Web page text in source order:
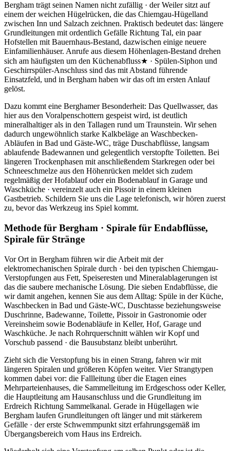
Bergham trägt seinen Namen nicht zufällig · der Weiler sitzt auf
einem der weichen Hügelrücken, die das Chiemgau-Hügelland
zwischen Inn und Salzach zeichnen. Praktisch bedeutet das: längere
Grundleitungen mit ordentlich Gefälle Richtung Tal, ein paar
Hofstellen mit Bauernhaus-Bestand, dazwischen einige neuere
Einfamilienhäuser. Anrufe aus diesem Höhenlagen-Bestand drehen
sich am häufigsten um den Küchenabfluss★ · Spülen-Siphon und
Geschirrspüler-Anschluss sind das mit Abstand führende
Einsatzfeld, und in Bergham haben wir das oft im ersten Anlauf
gelöst.
Dazu kommt eine Berghamer Besonderheit: Das Quellwasser, das
hier aus den Voralpenschottern gespeist wird, ist deutlich
mineralhaltiger als in den Tallagen rund um Traunstein. Wir sehen
dadurch ungewöhnlich starke Kalkbeläge an Waschbecken-
Abläufen in Bad und Gäste-WC, träge Duschabflüsse, langsam
ablaufende Badewannen und gelegentlich verstopfte Toiletten. Bei
längeren Trockenphasen mit anschließendem Starkregen oder bei
Schneeschmelze aus den Höhenrücken meldet sich zudem
regelmäßig der Hofablauf oder ein Bodenablauf in Garage und
Waschküche · vereinzelt auch ein Pissoir in einem kleinen
Gastbetrieb. Schildern Sie uns die Lage telefonisch, wir hören zuerst
zu, bevor das Werkzeug ins Spiel kommt.
Methode für Bergham · Spirale für Endabflüsse,
Spirale für Stränge
Vor Ort in Bergham führen wir die Arbeit mit der
elektromechanischen Spirale durch · bei den typischen Chiemgau-
Verstopfungen aus Fett, Speiseresten und Mineralablagerungen ist
das die saubere mechanische Lösung. Die sieben Endabflüsse, die
wir damit angehen, kennen Sie aus dem Alltag: Spüle in der Küche,
Waschbecken in Bad und Gäste-WC, Duschtasse beziehungsweise
Duschrinne, Badewanne, Toilette, Pissoir in Gastronomie oder
Vereinsheim sowie Bodenabläufe in Keller, Hof, Garage und
Waschküche. Je nach Rohrquerschnitt wählen wir Kopf und
Vorschub passend · die Bausubstanz bleibt unberührt.
Zieht sich die Verstopfung bis in einen Strang, fahren wir mit
längeren Spiralen und größeren Köpfen weiter. Vier Strangtypen
kommen dabei vor: die Fallleitung über die Etagen eines
Mehrparteienhauses, die Sammelleitung im Erdgeschoss oder Keller,
die Hauptleitung am Hausanschluss und die Grundleitung im
Erdreich Richtung Sammelkanal. Gerade in Hügellagen wie
Bergham laufen Grundleitungen oft länger und mit stärkerem
Gefälle · der erste Schwemmpunkt sitzt erfahrungsgemäß im
Übergangsbereich vom Haus ins Erdreich.